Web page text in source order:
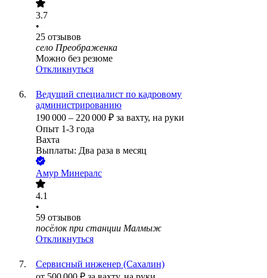
3.7
•
25 отзывов
село Преображенка
Можно без резюме
Откликнуться
Ведущий специалист по кадровому
администрированию
190 000 – 220 000 ₽ за вахту, на руки
Опыт 1-3 года
Вахта
Выплаты: Два раза в месяц
Амур Минералс
4.1
•
59 отзывов
посёлок при станции Малмыж
Откликнуться
Сервисный инженер (Сахалин)